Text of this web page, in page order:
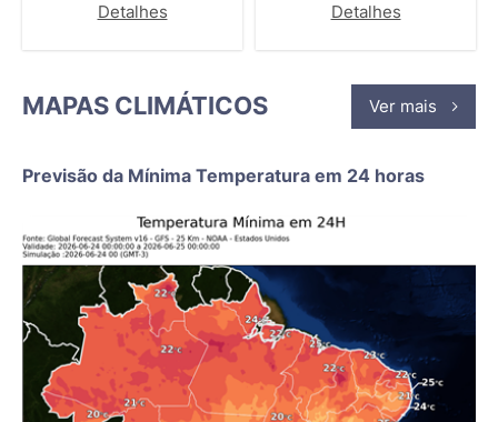
Detalhes Detalhes
MAPAS CLIMÁTICOS Ver mais
Previsão da Mínima Temperatura em 24 horas